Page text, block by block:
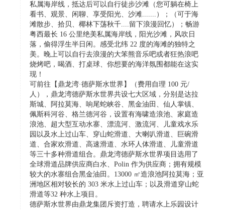
私属海岸线，抵达后可以自行徒步沙滩（您可躺在椅上
看书、观景、闲聊、享受阳光、沙滩.......）；（可于海
滩散步、拾贝、椰林下荡秋千....留下浪漫回忆）；畅游
粤西最长 16 公里绝美私属海岸线，阳光沙滩，风吹日
落，偷得浮生半日闲。感受北纬 22 度的海滩的独特之
美。晚上可以自行去浪漫的大笨熊音乐吧或者狂热浪吧
烧烤吧，喝酒、打桌球、你想要的海洋氛围都能在这实
现！
可前往【鼎龙湾·德萨斯水世界】（费用自理 100 元/
人），鼎龙湾德萨斯水世界共设七大区域，分别是达拉
斯城、阿拉莫海、响尾蛇峡谷、黑金油田、仙人掌镇、
佩斯科河谷、格兰德河谷，设置有海啸造浪池、家庭造
浪池、超大型互动水寨、漂流河、激流河、儿童戏水乐
园以及水上过山车、穿山蛇滑道、大喇叭滑道、巨碗滑
道、合家欢滑道、高速滑道、水环人体滑道、儿童滑道
等三十多种滑道组合。鼎龙湾德萨斯水世界项目选用了
全球滑道品牌供应商白水、Polin 作为供应商；拥有规模
较大的水寨组合黑金油田。13000 ㎡造浪池阿拉莫海；亚
洲地区相对较长的 303 米水上过山车；以及滑道穿山蛇
滑道等32 种水上项目。
德萨斯水世界由鼎龙集团斥资打造，聘请水上乐园设计